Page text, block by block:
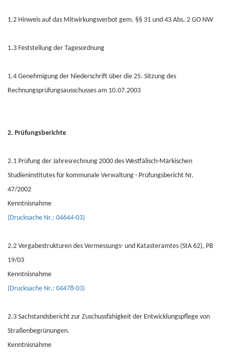
1.2 Hinweis auf das Mitwirkungsverbot gem. §§ 31 und 43 Abs. 2 GO NW
1.3 Feststellung der Tagesordnung
1.4 Genehmigung der Niederschrift über die 25. Sitzung des
Rechnungsprüfungsausschusses am 10.07.2003
2. Prüfungsberichte
2.1 Prüfung der Jahresrechnung 2000 des Westfälisch-Märkischen
Studieninstitutes für kommunale Verwaltung - Prüfungsbericht Nr.
47/2002
Kenntnisnahme
(Drucksache Nr.: 04644-03)
2.2 Vergabestrukturen des Vermessungs- und Katasteramtes (StA 62), PB
19/03
Kenntnisnahme
(Drucksache Nr.: 04478-03)
2.3 Sachstandsbericht zur Zuschussfähigkeit der Entwicklungspflege von
Straßenbegrünungen.
Kenntnisnahme